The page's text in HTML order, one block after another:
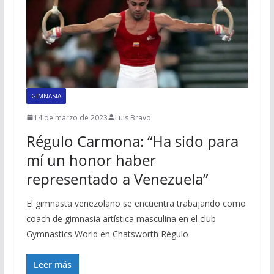
GIMNASIA
14 de marzo de 2023 Luis Bravo
Régulo Carmona: “Ha sido para
mí un honor haber
representado a Venezuela”
El gimnasta venezolano se encuentra trabajando como
coach de gimnasia artística masculina en el club
Gymnastics World en Chatsworth Régulo
Leer más